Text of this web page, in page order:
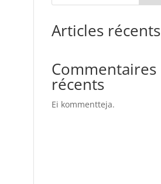
Articles récents
Commentaires
récents
Ei kommentteja.